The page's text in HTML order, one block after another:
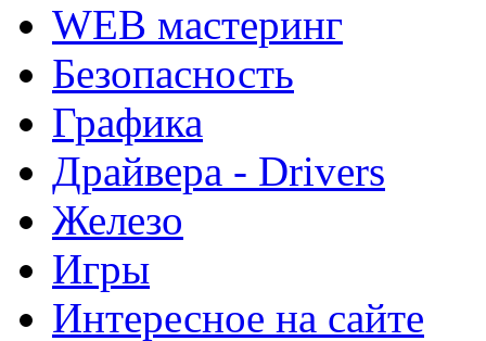
WEB мастеринг
Безопасность
Графика
Драйвера - Drivers
Железо
Игры
Интересное на сайте